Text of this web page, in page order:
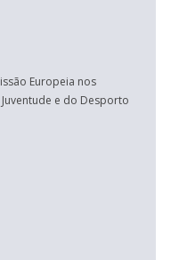
Europeia nos
e do Desporto